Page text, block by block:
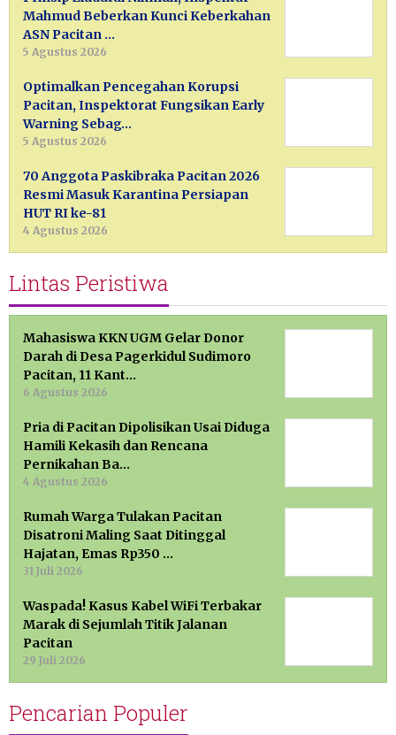
Mahmud Beberkan Kunci Keberkahan
ASN Pacitan …
5 Agustus 2026
Optimalkan Pencegahan Korupsi
Pacitan, Inspektorat Fungsikan Early
Warning Sebag…
5 Agustus 2026
70 Anggota Paskibraka Pacitan 2026
Resmi Masuk Karantina Persiapan
HUT RI ke-81
4 Agustus 2026
Lintas Peristiwa
Mahasiswa KKN UGM Gelar Donor
Darah di Desa Pagerkidul Sudimoro
Pacitan, 11 Kant…
6 Agustus 2026
Pria di Pacitan Dipolisikan Usai Diduga
Hamili Kekasih dan Rencana
Pernikahan Ba…
4 Agustus 2026
Rumah Warga Tulakan Pacitan
Disatroni Maling Saat Ditinggal
Hajatan, Emas Rp350 …
31 Juli 2026
Waspada! Kasus Kabel WiFi Terbakar
Marak di Sejumlah Titik Jalanan
Pacitan
29 Juli 2026
Pencarian Populer